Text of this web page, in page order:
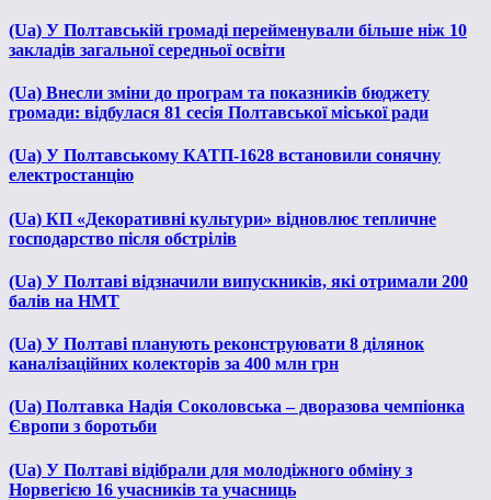
(Ua) У Полтавській громаді перейменували більше ніж 10
закладів загальної середньої освіти
(Ua) Внесли зміни до програм та показників бюджету
громади: відбулася 81 сесія Полтавської міської ради
(Ua) У Полтавському КАТП-1628 встановили сонячну
електростанцію
(Ua) КП «Декоративні культури» відновлює тепличне
господарство після обстрілів
(Ua) У Полтаві відзначили випускників, які отримали 200
балів на НМТ
(Ua) У Полтаві планують реконструювати 8 ділянок
каналізаційних колекторів за 400 млн грн
(Ua) Полтавка Надія Соколовська – дворазова чемпіонка
Європи з боротьби
(Ua) У Полтаві відібрали для молодіжного обміну з
Норвегією 16 учасників та учасниць